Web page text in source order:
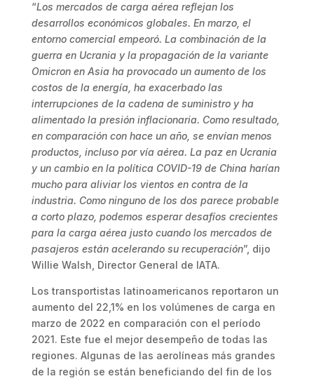
“Los mercados de carga aérea reflejan los
desarrollos económicos globales. En marzo, el
entorno comercial empeoró. La combinación de la
guerra en Ucrania y la propagación de la variante
Omicron en Asia ha provocado un aumento de los
costos de la energía, ha exacerbado las
interrupciones de la cadena de suministro y ha
alimentado la presión inflacionaria. Como resultado,
en comparación con hace un año, se envían menos
productos, incluso por vía aérea. La paz en Ucrania
y un cambio en la política COVID-19 de China harían
mucho para aliviar los vientos en contra de la
industria. Como ninguno de los dos parece probable
a corto plazo, podemos esperar desafíos crecientes
para la carga aérea justo cuando los mercados de
pasajeros están acelerando su recuperación”, dijo
Willie Walsh, Director General de IATA.
Los transportistas latinoamericanos reportaron un
aumento del 22,1% en los volúmenes de carga en
marzo de 2022 en comparación con el período
2021. Este fue el mejor desempeño de todas las
regiones. Algunas de las aerolíneas más grandes
de la región se están beneficiando del fin de los